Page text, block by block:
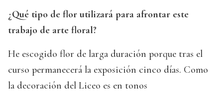
¿Qué tipo de flor utilizará para afrontar este
trabajo de arte floral?
He escogido flor de larga duración porque tras el
curso permanecerá la exposición cinco días. Como
la decoración del Liceo es en tonos